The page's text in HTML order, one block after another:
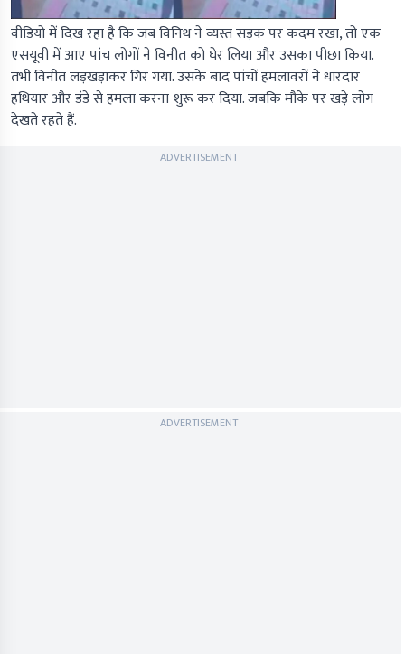
वीडियो में दिख रहा है कि जब विनिथ ने व्यस्त सड़क पर कदम रखा, तो एक
एसयूवी में आए पांच लोगों ने विनीत को घेर लिया और उसका पीछा किया.
तभी विनीत लड़खड़ाकर गिर गया. उसके बाद पांचों हमलावरों ने धारदार
हथियार और डंडे से हमला करना शुरू कर दिया. जबकि मौके पर खड़े लोग
देखते रहते हैं.
ADVERTISEMENT
ADVERTISEMENT